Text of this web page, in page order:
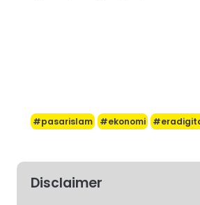
#pasarislam #ekonomi
Disclaimer